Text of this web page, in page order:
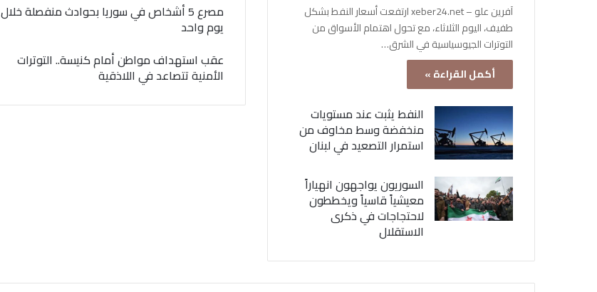
آفرين علو – xeber24.net ارتفعت أسعار النفط بشكل
طفيف، اليوم الثلاثاء، مع تحول اهتمام الأسواق من
التوترات الجيوسياسية في الشرق…
أكمل القراءة »
النفط يثبت عند مستويات
منخفضة وسط مخاوف من
استمرار التصعيد في لبنان
السوريون يواجهون انهياراً
معيشياً قاسياً ويخططون
لاحتجاجات في ذكرى
الاستقلال
مصرع 5 أشخاص في سوريا بحوادث منفصلة خلال
يوم واحد
عقب استهداف مواطن أمام كنيسة.. التوترات
الأمنية تتصاعد في اللاذقية